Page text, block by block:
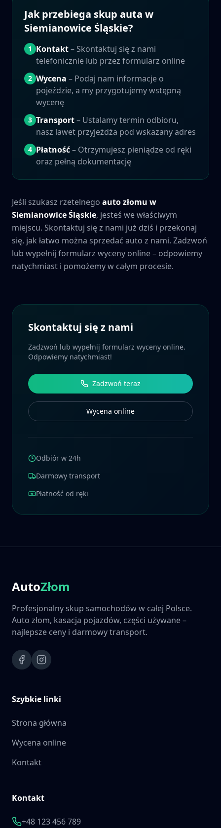
Jak przebiega skup auta w
Siemianowice Śląskie?
1 Kontakt– Skontaktuj się z nami
telefonicznie lub przez formularz online
2 Wycena – Podaj nam informacje o
pojeździe, a my przygotujemy wstępną
wycenę
3 Transport– Ustalamy termin odbioru,
nasz lawet przyjeżdża pod wskazany adres
4 Płatność– Otrzymujesz pieniądze od ręki
oraz pełną dokumentację
Jeśli szukasz rzetelnego auto złomu w
Siemianowice Śląskie, jesteś we właściwym
miejscu. Skontaktuj się z nami już dziś i przekonaj
się, jak łatwo można sprzedać auto z nami. Zadzwoń
lub wypełnij formularz wyceny online – odpowiemy
natychmiast i pomożemy w całym procesie.
Skontaktuj się z nami
Zadzwoń lub wypełnij formularz wyceny online.
Odpowiemy natychmiast!
Zadzwoń teraz
Wycena online
Odbiór w 24h
Darmowy transport
Płatność od ręki
AutoZłom
Profesjonalny skup samochodów w całej Polsce.
Auto złom, kasacja pojazdów, części używane –
najlepsze ceny i darmowy transport.
Szybkie linki
Strona główna
Wycena online
Kontakt
Kontakt
+48 123 456 789